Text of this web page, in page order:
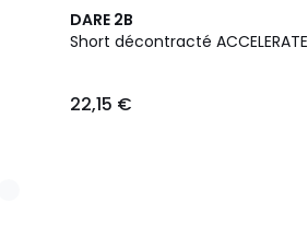
DARE 2B
Short décontracté ACCELERATE
22,15 €